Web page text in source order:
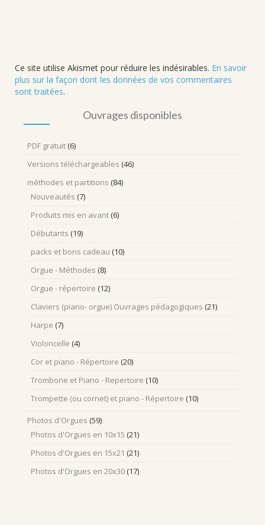
Ce site utilise Akismet pour réduire les indésirables. En savoir
plus sur la façon dont les données de vos commentaires
sont traitées.
Ouvrages disponibles
PDF gratuit (6)
Versions téléchargeables (46)
méthodes et partitions (84)
Nouveautés (7)
Produits mis en avant (6)
Débutants (19)
packs et bons cadeau (10)
Orgue - Méthodes (8)
Orgue - répertoire (12)
Claviers (piano- orgue) Ouvrages pédagogiques (21)
Harpe (7)
Violoncelle (4)
Cor et piano - Répertoire (20)
Trombone et Piano - Repertoire (10)
Trompette (ou cornet) et piano - Répertoire (10)
Photos d'Orgues (59)
Photos d'Orgues en 10x15 (21)
Photos d'Orgues en 15x21 (21)
Photos d'Orgues en 20x30 (17)